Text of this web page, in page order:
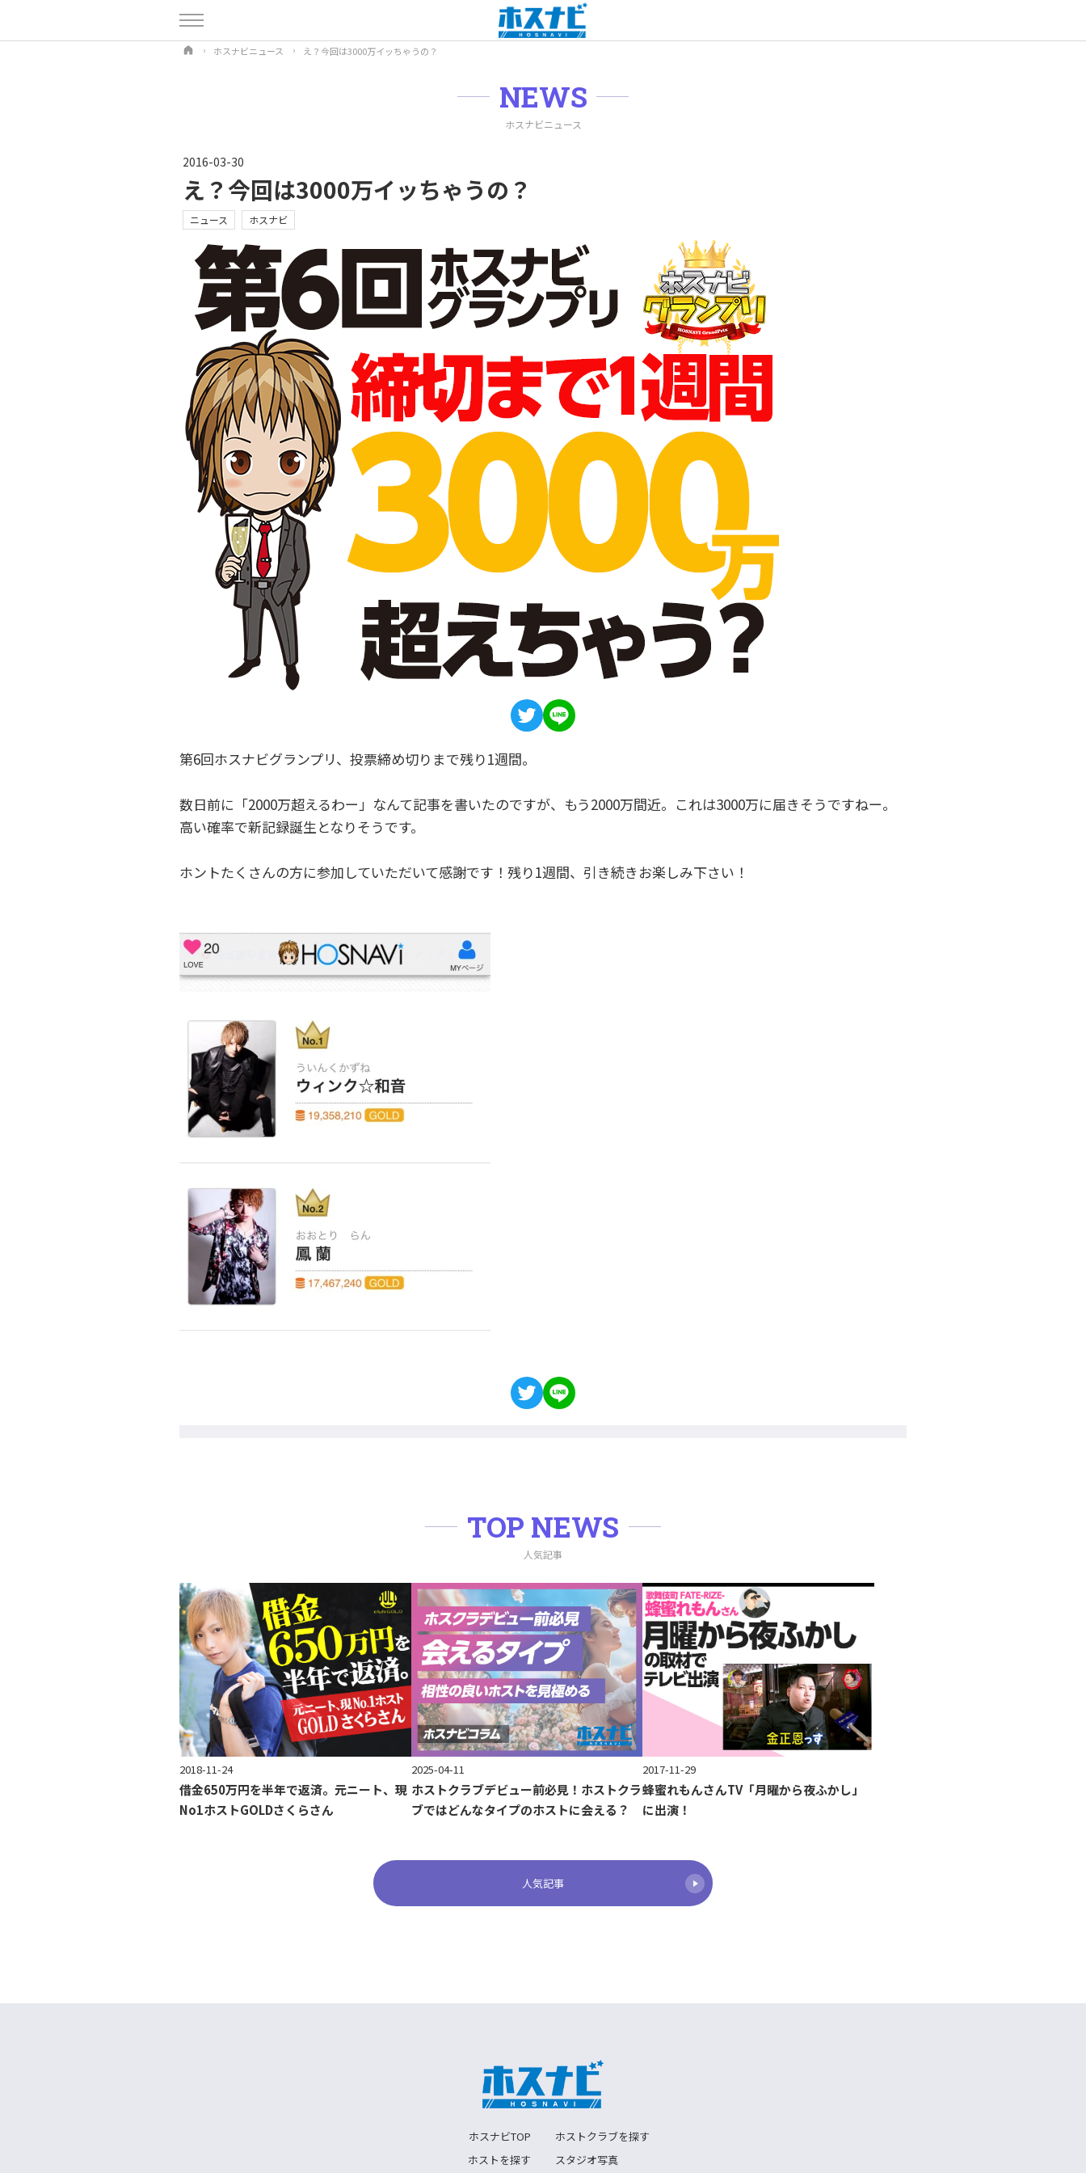
ホスナビニュース え？今回は3000万イッちゃうの？
NEWS
ホスナビニュース
2016-03-30
え？今回は3000万イッちゃうの？
ニュース ホスナビ
第6回ホスナビグランプリ、投票締め切りまで残り1週間。
数日前に「2000万超えるわー」なんて記事を書いたのですが、もう2000万間近。これは3000万に届きそうですねー。
高い確率で新記録誕生となりそうです。
ホントたくさんの方に参加していただいて感謝です！残り1週間、引き続きお楽しみ下さい！
TOP NEWS
人気記事
2018-11-24
借金650万円を半年で返済。元ニート、現
No1ホストGOLDさくらさん
2025-04-11
ホストクラブデビュー前必見！ホストクラ
ブではどんなタイプのホストに会える？
2017-11-29
蜂蜜れもんさんTV「月曜から夜ふかし」
に出演！
人気記事
ホスナビTOP
ホストクラブを探す
ホストを探す
スタジオ写真